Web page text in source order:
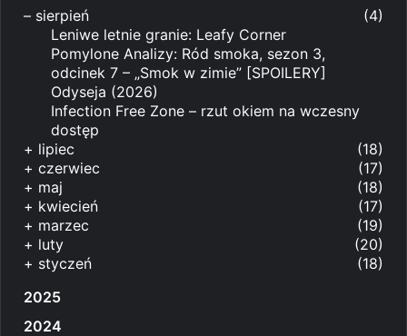
– sierpień
(4)
Leniwe letnie granie: Leafy Corner
Pomylone Analizy: Ród smoka, sezon 3,
odcinek 7 – „Smok w zimie” [SPOILERY]
Odyseja (2026)
Infection Free Zone – rzut okiem na wczesny
dostęp
+ lipiec
(18)
+ czerwiec
(17)
+ maj
(18)
+ kwiecień
(17)
+ marzec
(19)
+ luty
(20)
+ styczeń
(18)
2025
2024